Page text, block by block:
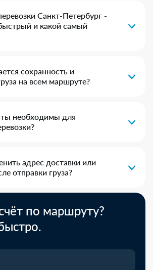
Санкт-Петербург -
и какой самый
сохранность и
на всем маршруте?
необходимы для
адрес доставки или
отправки груза?
по маршруту?